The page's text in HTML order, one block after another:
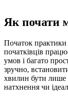
Як почати
Початок
початківців
умов і багато
зручно,
хвилин бути лише
натхнення чи